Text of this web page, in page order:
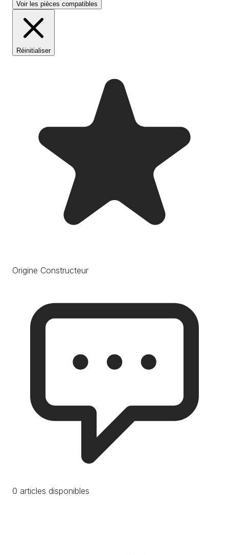
Voir les pièces compatibles
Réinitialiser
Origine Constructeur
0 articles disponibles